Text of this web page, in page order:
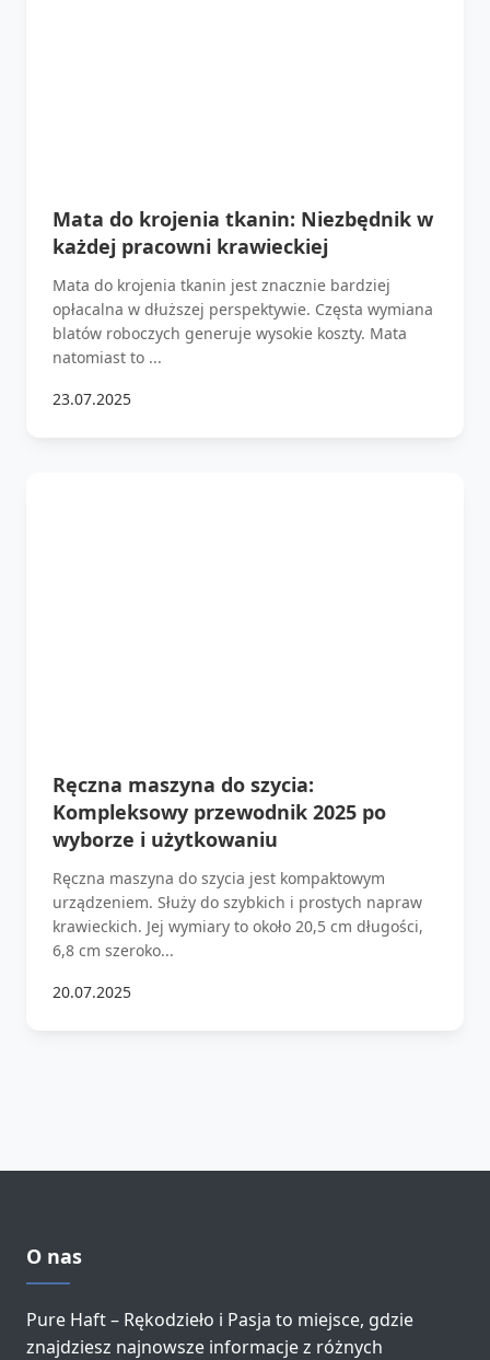
Mata do krojenia tkanin: Niezbędnik w
każdej pracowni krawieckiej
Mata do krojenia tkanin jest znacznie bardziej
opłacalna w dłuższej perspektywie. Częsta wymiana
blatów roboczych generuje wysokie koszty. Mata
natomiast to ...
23.07.2025
Ręczna maszyna do szycia:
Kompleksowy przewodnik 2025 po
wyborze i użytkowaniu
Ręczna maszyna do szycia jest kompaktowym
urządzeniem. Służy do szybkich i prostych napraw
krawieckich. Jej wymiary to około 20,5 cm długości,
6,8 cm szeroko...
20.07.2025
O nas
Pure Haft – Rękodzieło i Pasja to miejsce, gdzie
znajdziesz najnowsze informacje z różnych